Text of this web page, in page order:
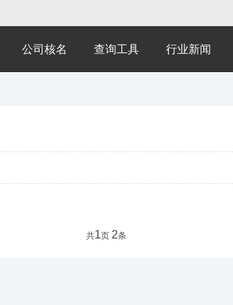
公司核名 查询工具 行业新闻
共1页 2条